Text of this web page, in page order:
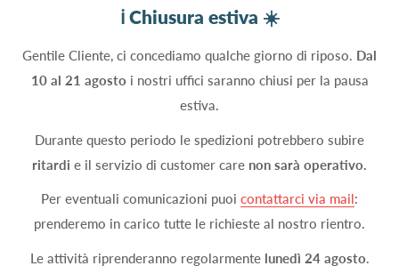
ℹ️ Chiusura estiva ☀️
Gentile Cliente, ci concediamo qualche giorno di riposo. Dal
10 al 21 agosto i nostri uffici saranno chiusi per la pausa
estiva.
Durante questo periodo le spedizioni potrebbero subire
ritardi e il servizio di customer care non sarà operativo.
Per eventuali comunicazioni puoi contattarci via mail:
prenderemo in carico tutte le richieste al nostro rientro.
Le attività riprenderanno regolarmente lunedì 24 agosto
C.Fisc. P.IVA 09934830960
Seguici
Accettiamo